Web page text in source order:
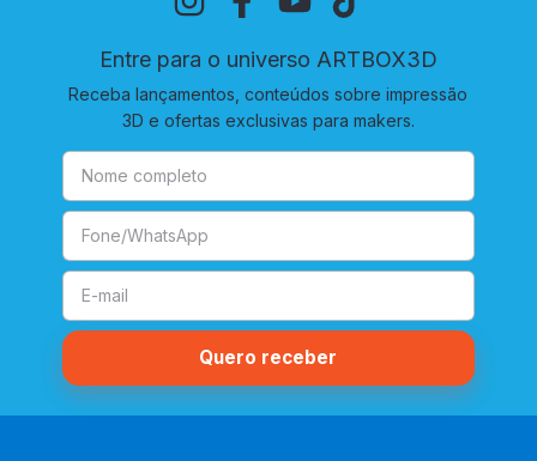
Entre para o universo ARTBOX3D
Receba lançamentos, conteúdos sobre impressão
3D e ofertas exclusivas para makers.